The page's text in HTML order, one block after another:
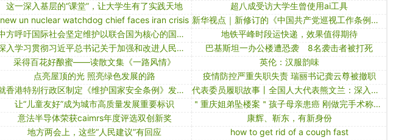
这一深入基层的“课堂”，让大学生有了实践天地
超八成受访大学生曾使用ai工具
new un nuclear watchdog chief faces iran crisis
新华视点｜新修订的《中国共产党巡视工作条例》亮点解读
中方呼吁国际社会坚定维护以联合国为核心的国际体系
地铁平峰时段运快递，效果值得期待
深入学习贯彻习近平总书记关于加强和改进人民政协工作的重要思想推动人民政协事业高质量发展
巴基斯坦一办公楼遭恐袭 8名袭击者被打死
采得百花好酿蜜——读散文集《一路风情》
英伦：汉服韵味
点亮屋顶的光 照亮绿色发展的路
疫情防控严重失职失责 瑞丽书记龚云尊被撤职
就香港特别行政区制定《维护国家安全条例》发表谈话
代表委员履职故事丨全国人大代表熊文兰：深入基层听民声 当好群众“代言人”
让“儿童友好”成为城市高质量发展重要标识
＂重庆姐弟坠楼案＂孩子母亲患癌 刚做完手术称＂痛惨了＂
意法半导体荣获caimrs年度评选双创新奖
康辉、靳东，有新身份
地方两会上，这些“人民建议”有回应
how to get rid of a cough fast